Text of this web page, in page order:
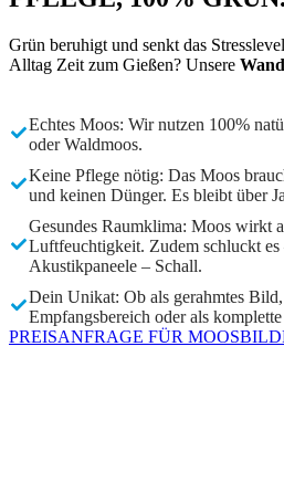
Grün beruhigt und senkt das
Alltag Zeit zum Gießen? Unsere
Echtes Moos: Wir nutzen 100%
oder Waldmoos.
Keine Pflege nötig: Das Moos
und keinen Dünger. Es bleibt über
Gesundes Raumklima: Moos wirkt
Luftfeuchtigkeit. Zudem schluckt es
Akustikpaneele – Schall.
Dein Unikat: Ob als gerahmtes
Empfangsbereich oder als
PREISANFRAGE FÜR